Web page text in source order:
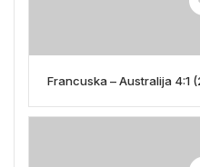
Francuska – Australija 4:1